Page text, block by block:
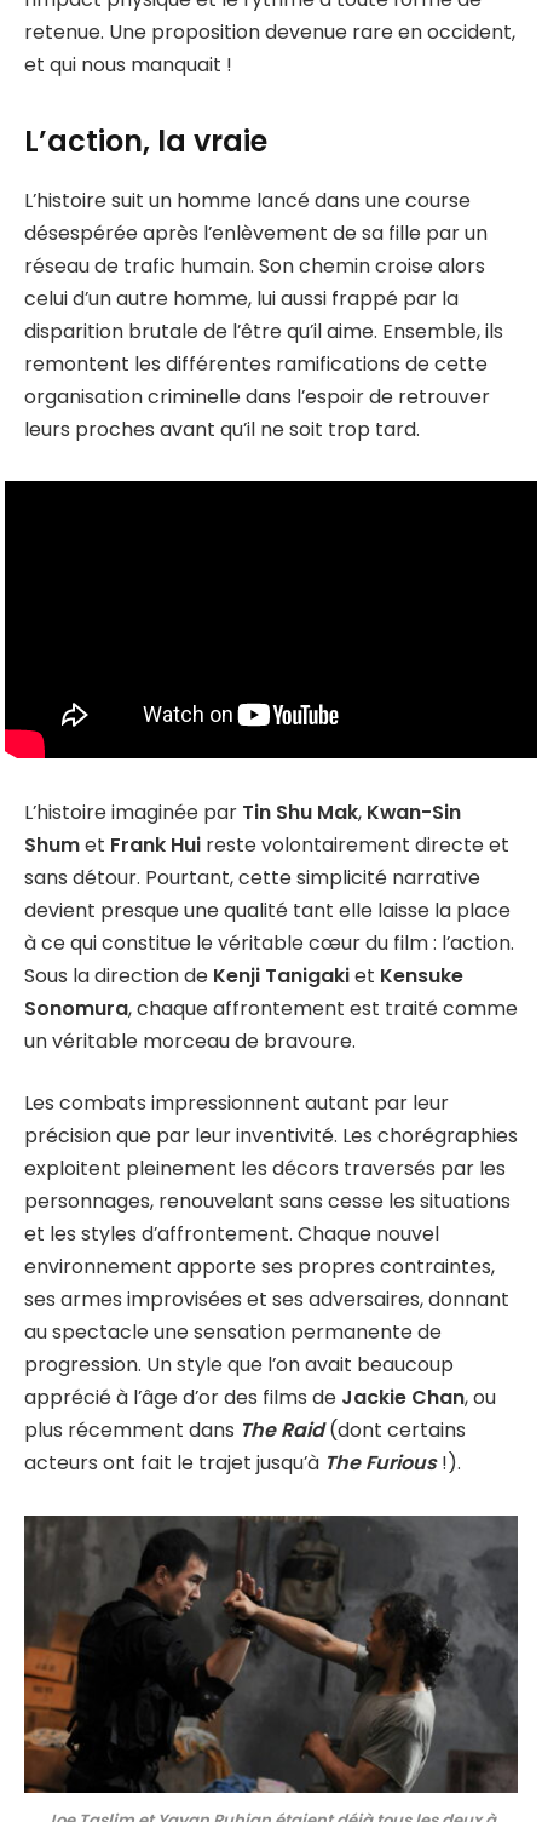
retenue. Une proposition devenue rare en occident,
et qui nous manquait !
L’action, la vraie
L’histoire suit un homme lancé dans une course
désespérée après l’enlèvement de sa fille par un
réseau de trafic humain. Son chemin croise alors
celui d’un autre homme, lui aussi frappé par la
disparition brutale de l’être qu’il aime. Ensemble, ils
remontent les différentes ramifications de cette
organisation criminelle dans l’espoir de retrouver
leurs proches avant qu’il ne soit trop tard.
L’histoire imaginée par Tin Shu Mak, Kwan-Sin
Shumet Frank Hui reste volontairement directe et
sans détour. Pourtant, cette simplicité narrative
devient presque une qualité tant elle laisse la place
à ce qui constitue le véritable cœur du film : l’action.
Sous la direction de Kenji Tanigakiet Kensuke
Sonomura, chaque affrontement est traité comme
un véritable morceau de bravoure.
Les combats impressionnent autant par leur
précision que par leur inventivité. Les chorégraphies
exploitent pleinement les décors traversés par les
personnages, renouvelant sans cesse les situations
et les styles d’affrontement. Chaque nouvel
environnement apporte ses propres contraintes,
ses armes improvisées et ses adversaires, donnant
au spectacle une sensation permanente de
progression. Un style que l’on avait beaucoup
apprécié à l’âge d’or des films de Jackie Chan, ou
plus récemment dans The Raid(dont certains
acteurs ont fait le trajet jusqu’à The Furious!).